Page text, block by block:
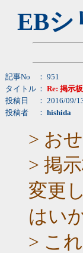
EBシ
記事No
： 951
タイトル ： Re: 掲示
投稿日
： 2016/09/
投稿者
： hishida
> お
> 掲
変更
はい
> こ